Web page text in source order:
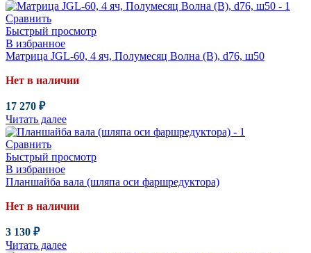
Сравнить
Быстрый просмотр
В избранное
Матрица JGL-60, 4 яч, Полумесяц Волна (В), d76, ш50
Нет в наличии
17 270 ₽
Читать далее
Сравнить
Быстрый просмотр
В избранное
Планшайба вала (шляпа оси фаршредуктора)
Нет в наличии
3 130 ₽
Читать далее